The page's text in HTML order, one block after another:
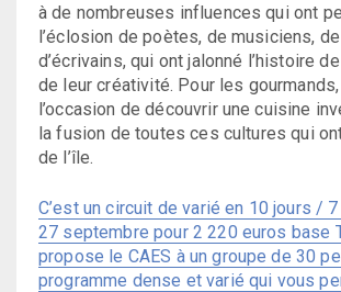
à de nombreuses influences qui ont
l’éclosion de poètes, de musiciens,
d’écrivains, qui ont jalonné l’histoire
de leur créativité. Pour les
l’occasion de découvrir une cuisine
la fusion de toutes ces cultures qui
de l’île.
C’est un circuit de varié en 10 jours /
27 septembre pour 2 220 euros base
propose le CAES à un groupe de 30
programme dense et varié qui vous